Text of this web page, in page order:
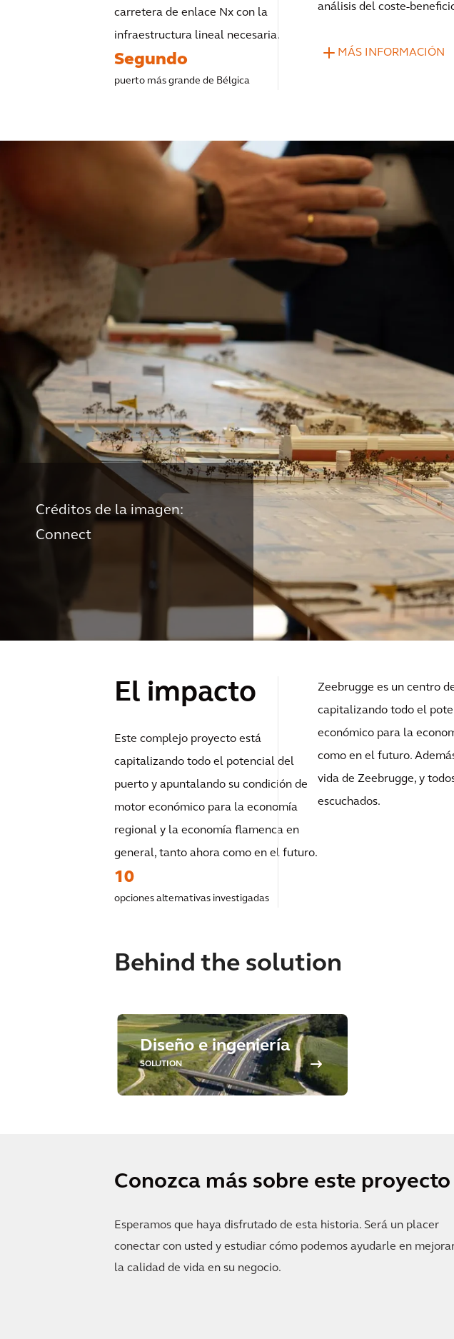
carretera de enlace Nx con la
infraestructura lineal necesaria.
Segundo
puerto más grande de Bélgica
análisis del coste-
MÁS INFORMACIÓN
Créditos de la imagen:
Connect
El impacto
Este complejo proyecto está
capitalizando todo el potencial del
puerto y apuntalando su condición de
motor económico para la economía
regional y la economía flamenca en
general, tanto ahora como en el futuro.
10
opciones alternativas investigadas
Zeebrugge es un centro
capitalizando todo el
económico para la
como en el futuro.
vida de Zeebrugge, y
escuchados.
Behind the solution
Diseño e ingeniería
SOLUTION
Conozca más sobre este proyecto
Esperamos que haya disfrutado de esta historia. Será un placer
conectar con usted y estudiar cómo podemos ayudarle en
la calidad de vida en su negocio.